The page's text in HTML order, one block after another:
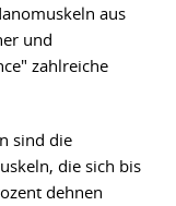
aus
und
zahlreiche
sind die
die sich bis
dehnen